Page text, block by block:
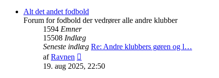
indlæg
Alt det andet fodbold
Forum for fodbold der vedrører alle andre klubber
1594 Emner
15508 Indlæg
Seneste indlæg Re: Andre klubbers gøren og l…
afRavnen
det
19. aug 2025, 22:50